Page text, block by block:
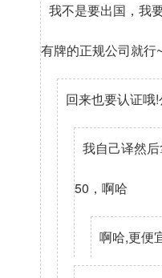
我不是要出国，我
有牌的正规公司就行~
回来也要认证哦!
我自己译然
50，啊哈
啊哈,更便